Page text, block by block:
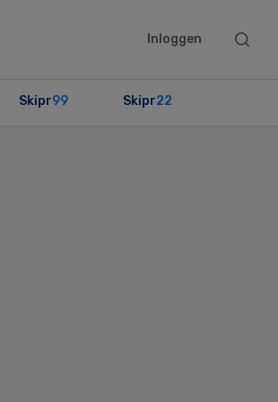
Inloggen
Search
Skipr99 Skipr22